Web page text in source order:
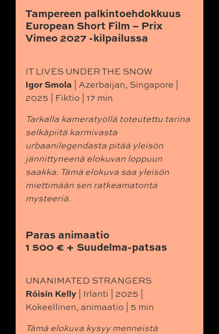
Tampereen palkintoehdokkuus
European Short Film – Prix
Vimeo 2027 -kilpailussa
IT LIVES UNDER THE SNOW
Igor Smola | Azerbaijan, Singapore |
2025 | Fiktio | 17 min
Tarkalla kameratyöllä toteutettu tarina
selkäpiitä karmivasta
urbaanilegendasta pitää yleisön
jännittyneenä elokuvan loppuun
saakka. Tämä elokuva saa yleisön
miettimään sen ratkeamatonta
mysteeriä.
Paras animaatio
1 500 € + Suudelma-patsas
UNANIMATED STRANGERS
Róisín Kelly| Irlanti | 2025 |
Kokeellinen, animaatio | 5 min
Tämä elokuva kysyy menneistä